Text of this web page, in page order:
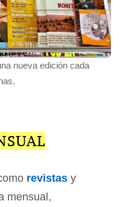
nueva edición cada
revistas y
mensual,